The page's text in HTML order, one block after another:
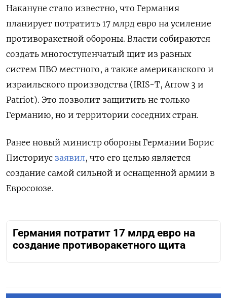
Накануне стало известно, что Германия
планирует потратить 17 млрд евро на усиление
противоракетной обороны. Власти собираются
создать многоступенчатый щит из разных
систем ПВО местного, а также американского и
израильского производства (IRIS-T, Arrow 3 и
Patriot). Это позволит защитить не только
Германию, но и территории соседних стран.
Ранее новый министр обороны Германии Борис
Писториус заявил, что его целью является
создание самой сильной и оснащенной армии в
Евросоюзе.
Германия потратит 17 млрд евро на
создание противоракетного щита